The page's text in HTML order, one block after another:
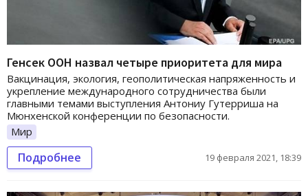
Генсек ООН назвал четыре приоритета для мира
Вакцинация, экология, геополитическая напряженность и
укрепление международного сотрудничества были
главными темами выступления Антониу Гутерриша на
Мюнхенской конференции по безопасности.
Мир
Подробнее 19 февраля 2021, 18:39